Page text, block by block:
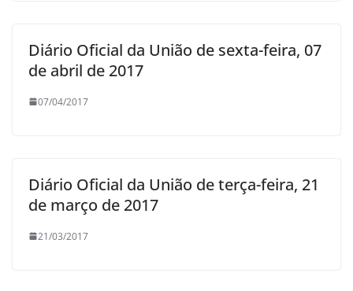
Diário Oficial da União de sexta-feira, 07
de abril de 2017
07/04/2017
Diário Oficial da União de terça-feira, 21
de março de 2017
21/03/2017